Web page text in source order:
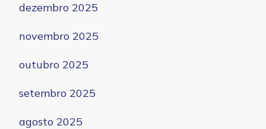
dezembro 2025
novembro 2025
outubro 2025
setembro 2025
agosto 2025